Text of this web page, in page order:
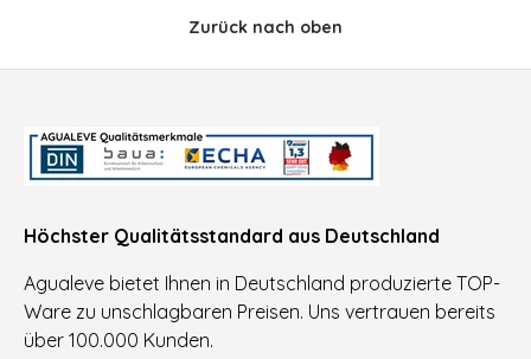
Zurück nach oben
Höchster Qualitätsstandard aus Deutschland
Agualeve bietet Ihnen in Deutschland produzierte TOP-
Ware zu unschlagbaren Preisen. Uns vertrauen bereits
über 100.000 Kunden.